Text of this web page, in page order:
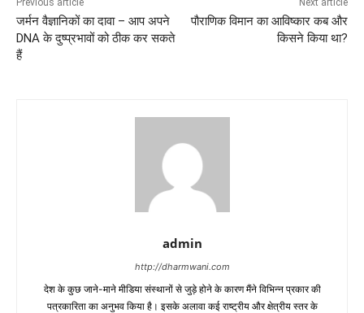
Previous article
जर्मन वैज्ञानिकों का दावा – आप अपने
DNA के दुष्प्रभावों को ठीक कर सकते
हैं
Next article
पौराणिक विमान का आविष्कार कब और
किसने किया था?
admin
http://dharmwani.com
देश के कुछ जाने-माने मीडिया संस्थानों से जुड़े होने के कारण मैंने विभिन्न प्रकार की
पत्रकारिता का अनुभव किया है। इसके अलावा कई राष्ट्रीय और क्षेत्रीय स्तर के